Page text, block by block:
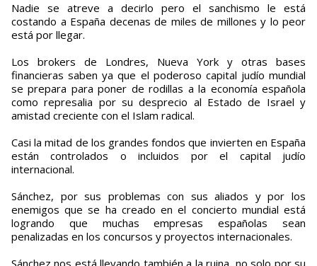
Nadie se atreve a decirlo pero el sanchismo le está
costando a España decenas de miles de millones y lo peor
está por llegar.
Los brokers de Londres, Nueva York y otras bases
financieras saben ya que el poderoso capital judío mundial
se prepara para poner de rodillas a la economía española
como represalia por su desprecio al Estado de Israel y
amistad creciente con el Islam radical.
Casi la mitad de los grandes fondos que invierten en España
están controlados o incluidos por el capital judío
internacional.
Sánchez, por sus problemas con sus aliados y por los
enemigos que se ha creado en el concierto mundial está
logrando que muchas empresas españolas sean
penalizadas en los concursos y proyectos internacionales.